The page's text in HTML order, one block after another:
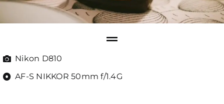
Nikon D810
AF-S NIKKOR 50mm f/1.4G